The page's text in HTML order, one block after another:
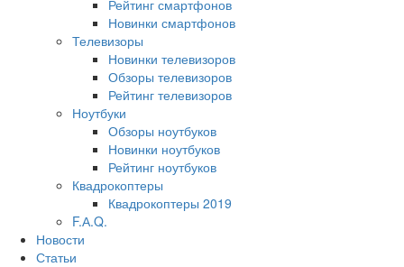
Рейтинг смартфонов
Новинки смартфонов
Телевизоры
Новинки телевизоров
Обзоры телевизоров
Рейтинг телевизоров
Ноутбуки
Обзоры ноутбуков
Новинки ноутбуков
Рейтинг ноутбуков
Квадрокоптеры
Квадрокоптеры 2019
F.А.Q.
Новости
Статьи